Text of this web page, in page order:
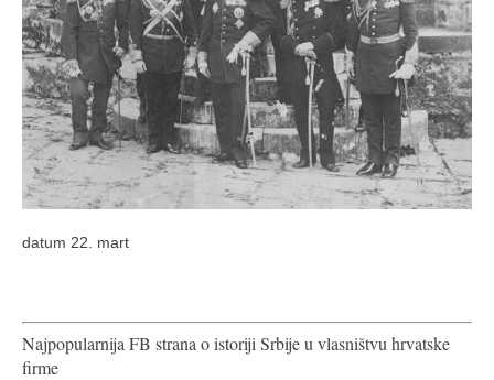
datum 22. mart
Najpopularnija FB strana o istoriji Srbije u vlasništvu hrvatske
firme